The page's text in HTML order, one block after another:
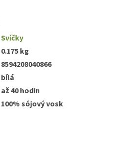
Svíčky
0.175 kg
8594208040866
bílá
až 40 hodin
100% sójový vosk